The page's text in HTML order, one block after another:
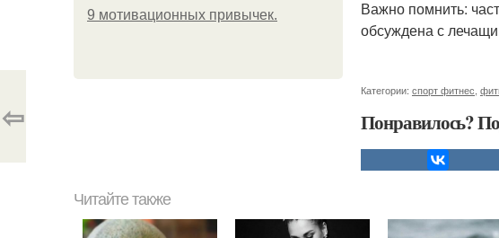
9 мотивационных привычек.
Важно помнить:
обсуждена с
Категории: спорт фитнес
Понравилось?
⇦
Читайте также